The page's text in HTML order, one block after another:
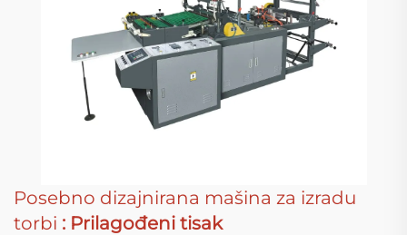
Posebno dizajnirana mašina za izradu
torbi : Prilagođeni tisak